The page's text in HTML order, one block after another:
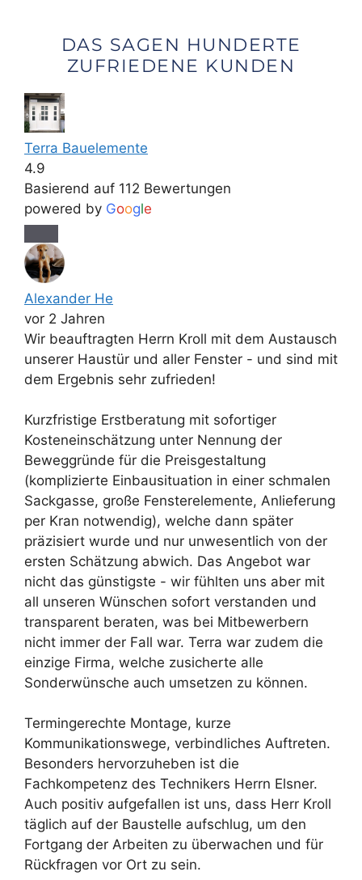
DAS SAGEN HUNDERTE
ZUFRIEDENE KUNDEN
Terra Bauelemente
4.9
Basierend auf 112 Bewertungen
powered by Google
Alexander He
vor 2 Jahren
Wir beauftragten Herrn Kroll mit dem Austausch
unserer Haustür und aller Fenster - und sind mit
dem Ergebnis sehr zufrieden!
Kurzfristige Erstberatung mit sofortiger
Kosteneinschätzung unter Nennung der
Beweggründe für die Preisgestaltung
(komplizierte Einbausituation in einer schmalen
Sackgasse, große Fensterelemente, Anlieferung
per Kran notwendig), welche dann später
präzisiert wurde und nur unwesentlich von der
ersten Schätzung abwich. Das Angebot war
nicht das günstigste - wir fühlten uns aber mit
all unseren Wünschen sofort verstanden und
transparent beraten, was bei Mitbewerbern
nicht immer der Fall war. Terra war zudem die
einzige Firma, welche zusicherte alle
Sonderwünsche auch umsetzen zu können.
Termingerechte Montage, kurze
Kommunikationswege, verbindliches Auftreten.
Besonders hervorzuheben ist die
Fachkompetenz des Technikers Herrn Elsner.
Auch positiv aufgefallen ist uns, dass Herr Kroll
täglich auf der Baustelle aufschlug, um den
Fortgang der Arbeiten zu überwachen und für
Rückfragen vor Ort zu sein.